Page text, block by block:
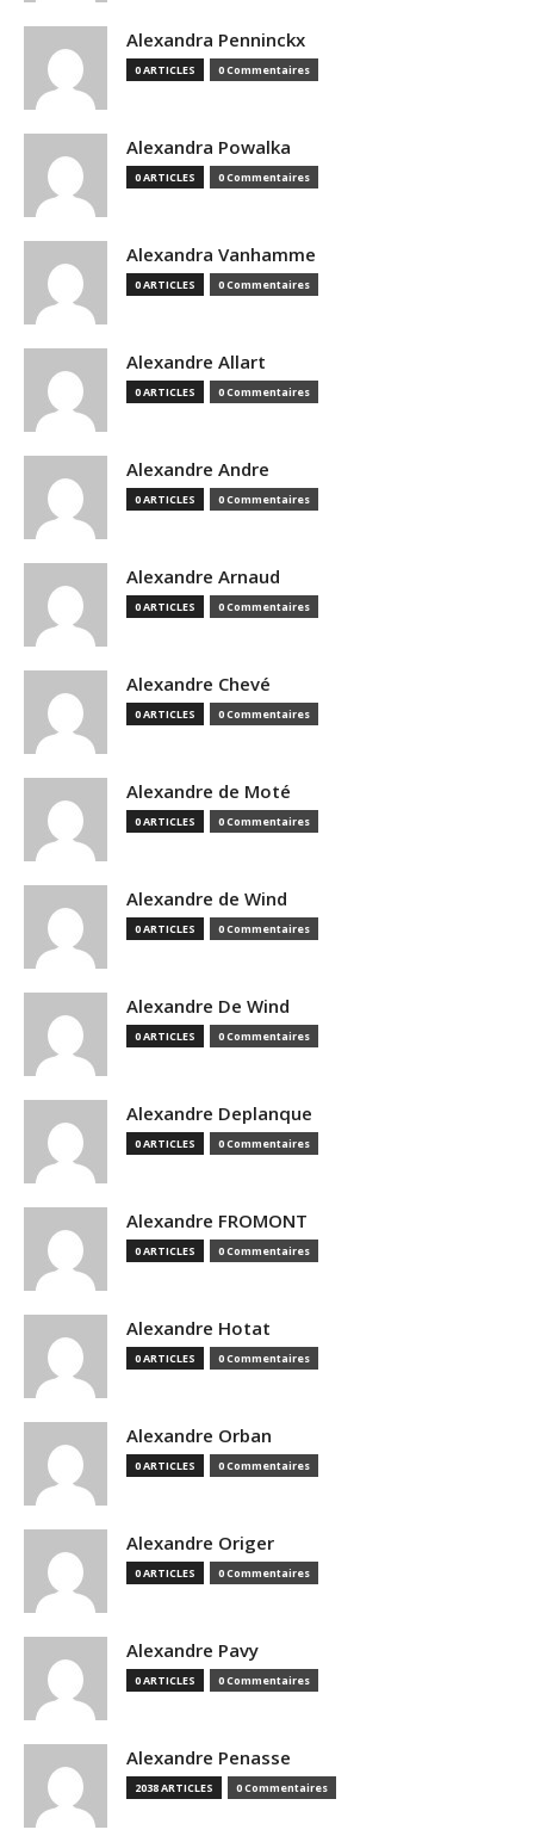
Alexandra Penninckx
0 ARTICLES 0 Commentaires
Alexandra Powalka
0 ARTICLES 0 Commentaires
Alexandra Vanhamme
0 ARTICLES 0 Commentaires
Alexandre Allart
0 ARTICLES 0 Commentaires
Alexandre Andre
0 ARTICLES 0 Commentaires
Alexandre Arnaud
0 ARTICLES 0 Commentaires
Alexandre Chevé
0 ARTICLES 0 Commentaires
Alexandre de Moté
0 ARTICLES 0 Commentaires
Alexandre de Wind
0 ARTICLES 0 Commentaires
Alexandre De Wind
0 ARTICLES 0 Commentaires
Alexandre Deplanque
0 ARTICLES 0 Commentaires
Alexandre FROMONT
0 ARTICLES 0 Commentaires
Alexandre Hotat
0 ARTICLES 0 Commentaires
Alexandre Orban
0 ARTICLES 0 Commentaires
Alexandre Origer
0 ARTICLES 0 Commentaires
Alexandre Pavy
0 ARTICLES 0 Commentaires
Alexandre Penasse
2038 ARTICLES 0 Commentaires